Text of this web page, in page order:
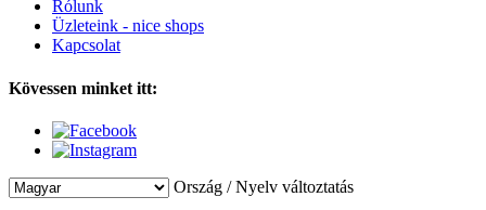
Rólunk
Üzleteink - nice shops
Kapcsolat
Kövessen minket itt:
Ország / Nyelv változtatás